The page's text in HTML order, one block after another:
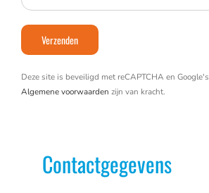
Deze site is beveiligd met reCAPTCHA en Google's
Algemene voorwaarden zijn van kracht.
Contactgegevens